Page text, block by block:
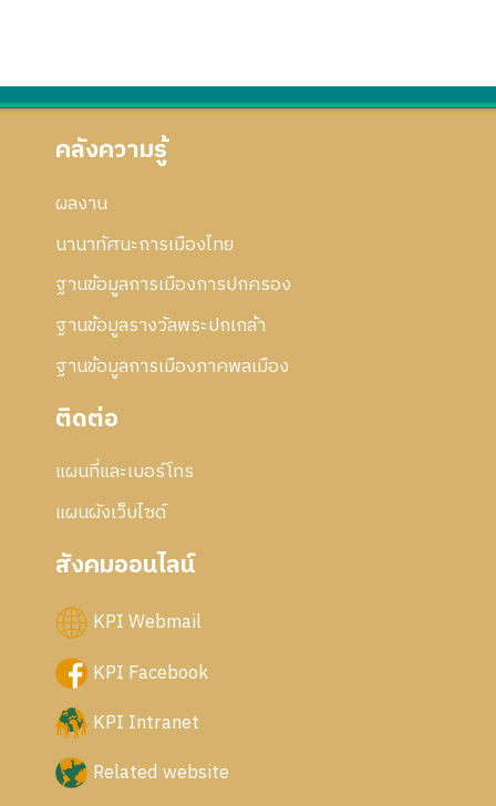
คลังความรู้
ผลงาน
นานาทัศนะการเมืองไทย
ฐานข้อมูลการเมืองการปกครอง
ฐานข้อมูลรางวัลพระปกเกล้า
ฐานข้อมูลการเมืองภาคพลเมือง
ติดต่อ
แผนที่และเบอร์โทร
แผนผังเว็บไซด์
สังคมออนไลน์
KPI Webmail
KPI Facebook
KPI Intranet
Related website